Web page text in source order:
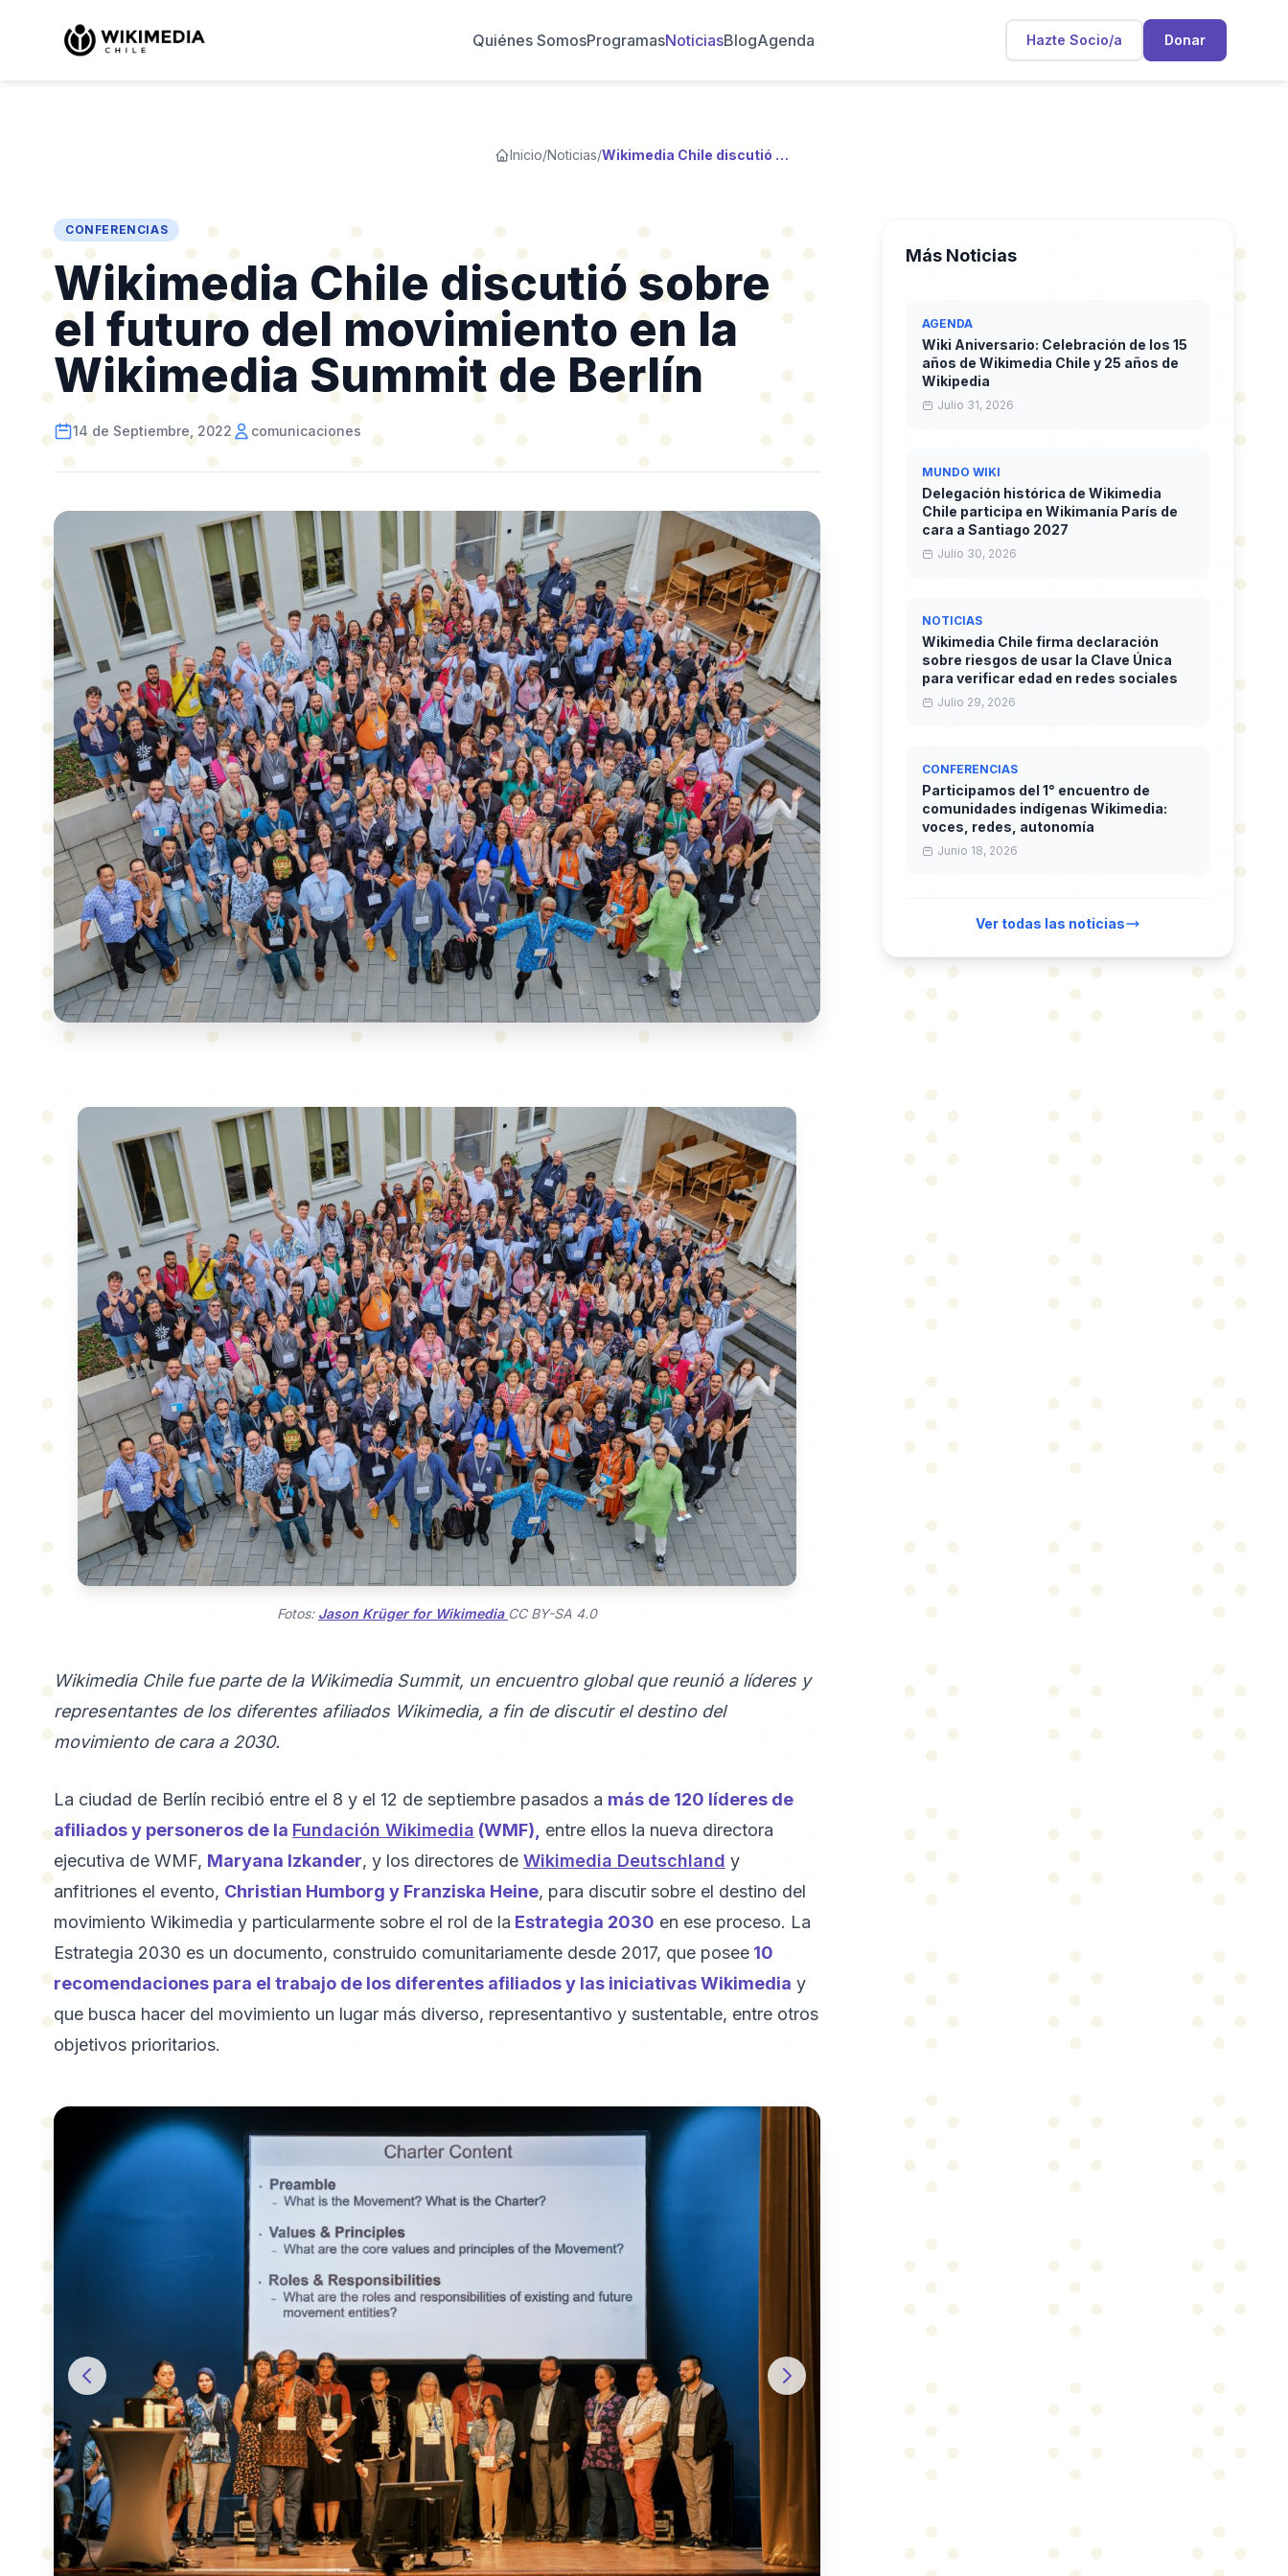
Quiénes SomosProgramasNoticiasBlogAgenda Hazte Socio/a Donar
Inicio/Noticias/ Wikimedia Chile discutió sobre el futuro del movimiento en la Wikimedia Summit de Berlín
CONFERENCIAS
Wikimedia Chile discutió sobre
el futuro del movimiento en la
Wikimedia Summit de Berlín
14 de Septiembre, 2022 comunicaciones
Fotos: Jason Krüger for Wikimedia CC BY-SA 4.0
Wikimedia Chile fue parte de la Wikimedia Summit, un encuentro global que reunió a líderes y
representantes de los diferentes afiliados Wikimedia, a fin de discutir el destino del
movimiento de cara a 2030.
La ciudad de Berlín recibió entre el 8 y el 12 de septiembre pasados a más de 120 líderes de
afiliados y personeros de la Fundación Wikimedia (WMF),
entre ellos la nueva directora
ejecutiva de WMF, Maryana Izkander, y los directores de Wikimedia Deutschland y
anfitriones el evento, Christian Humborg y Franziska Heine, para discutir sobre el destino del
movimiento Wikimedia y particularmente sobre el rol de la Estrategia 2030 en ese proceso. La
Estrategia 2030 es un documento, construido comunitariamente desde 2017, que posee 10
recomendaciones para el trabajo de los diferentes afiliados y las iniciativas Wikimedia y
que busca hacer del movimiento un lugar más diverso, representantivo y sustentable, entre otros
objetivos prioritarios.
Más Noticias
AGENDA
Wiki Aniversario: Celebración de los 15
años de Wikimedia Chile y 25 años de
Wikipedia
Julio 31, 2026
MUNDO WIKI
Delegación histórica de Wikimedia
Chile participa en Wikimanía París de
cara a Santiago 2027
Julio 30, 2026
NOTICIAS
Wikimedia Chile firma declaración
sobre riesgos de usar la Clave Única
para verificar edad en redes sociales
Julio 29, 2026
CONFERENCIAS
Participamos del 1° encuentro de
comunidades indígenas Wikimedia:
voces, redes, autonomía
Junio 18, 2026
Ver todas las noticias